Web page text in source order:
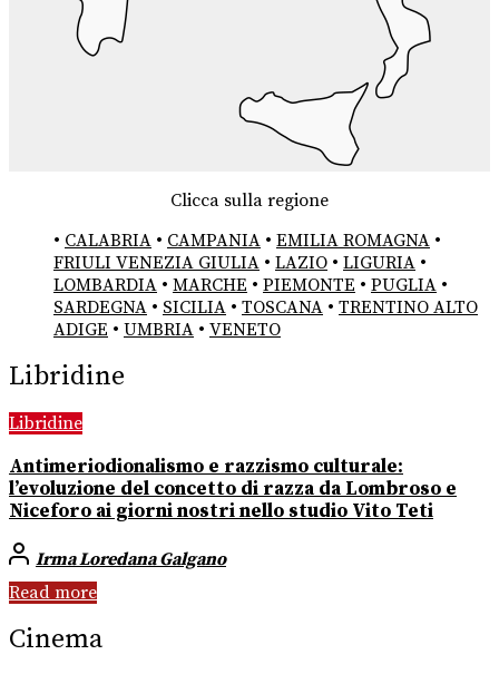
Clicca sulla regione
• CALABRIA • CAMPANIA • EMILIA ROMAGNA •
FRIULI VENEZIA GIULIA • LAZIO • LIGURIA •
LOMBARDIA • MARCHE • PIEMONTE • PUGLIA •
SARDEGNA • SICILIA • TOSCANA • TRENTINO ALTO
ADIGE • UMBRIA • VENETO
Libridine
Libridine
Antimeriodionalismo e razzismo culturale:
l’evoluzione del concetto di razza da Lombroso e
Niceforo ai giorni nostri nello studio Vito Teti
Irma Loredana Galgano
Read more
Cinema